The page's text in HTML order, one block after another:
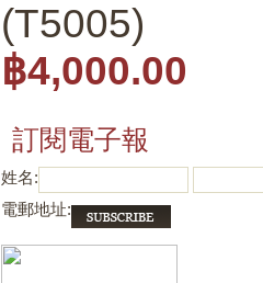
(T5005)
฿4,000.00
訂閱電子報
姓名:
電郵地址: